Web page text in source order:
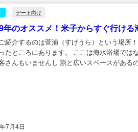
デート向け
年のオススメ！米子からすぐ行け
7月4日
紹介するのは菅浦（すげうら）という場所
たところにあります。 ここは海水浴場では
さんもいませんし 割と広いスペースがある